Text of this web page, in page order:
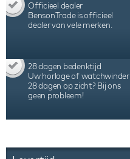
Officieel dealer
BensonTrade is officieel
dealer van vele merken.
28 dagen bedenktijd
Uw horloge of watchwinder
28 dagen op zicht? Bij ons
geen probleem!